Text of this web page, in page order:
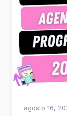
agosto 16,